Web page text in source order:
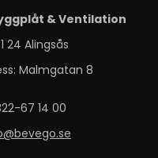
& Ventilation
24 Alingsås
Malmgatan 8
67 14 00